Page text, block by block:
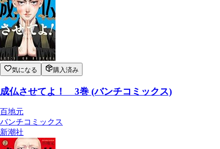
気になる 購入済み
成仏させてよ！ 3巻 (バンチコミックス)
百地元
バンチコミックス
新潮社